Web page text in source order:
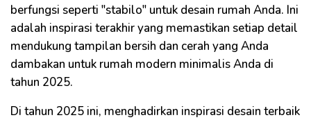
berfungsi seperti "stabilo" untuk desain rumah Anda. Ini
adalah inspirasi terakhir yang memastikan setiap detail
mendukung tampilan bersih dan cerah yang Anda
dambakan untuk rumah modern minimalis Anda di
tahun 2025.
Di tahun 2025 ini, menghadirkan inspirasi desain terbaik